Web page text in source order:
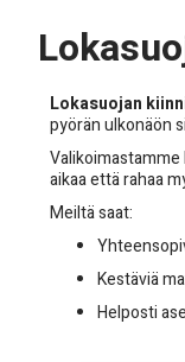
Lokasuojan
pyörän ulkonäön
aikaa että rahaa
Meiltä saat:
Kestäviä
Helposti